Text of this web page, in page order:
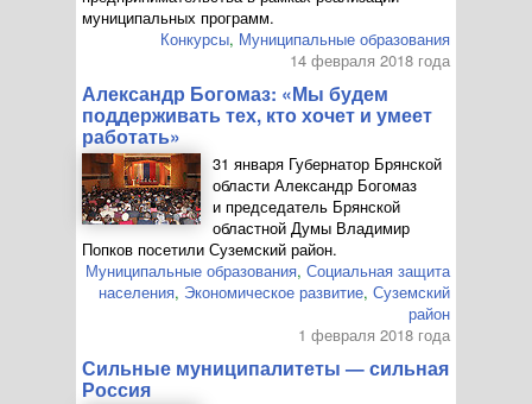
муниципальных программ.
Конкурсы, Муниципальные образования
14 февраля 2018 года
Александр Богомаз: «Мы будем
поддерживать тех, кто хочет и умеет
работать»
31 января Губернатор Брянской
области Александр Богомаз
и председатель Брянской
областной Думы Владимир
Попков посетили Суземский район.
Муниципальные образования, Социальная защита
населения, Экономическое развитие, Суземский
район
1 февраля 2018 года
Сильные муниципалитеты — сильная
Россия